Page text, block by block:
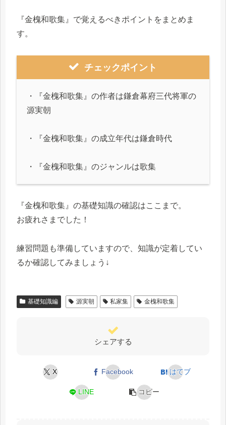
『金槐和歌集』で覚えるべきポイントをまとめま
す。
チェックポイント
・『金槐和歌集』の作者は鎌倉幕府三代将軍の
源実朝
・『金槐和歌集』の成立年代は鎌倉時代
・『金槐和歌集』のジャンルは歌集
『金槐和歌集』の基礎知識の確認はここまで。
お疲れさまでした！
練習問題も準備していますので、知識が定着してい
るか確認してみましょう↓
基礎知識編 源実朝 私家集 金槐和歌集
シェアする
X Facebook はてブ
LINE コピー